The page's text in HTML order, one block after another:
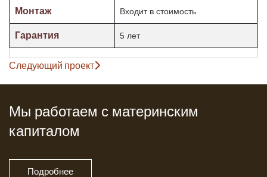
Монтаж Входит в стоимость
Гарантия 5 лет
Следующий проект
Мы работаем с материнским
капиталом
Подробнее